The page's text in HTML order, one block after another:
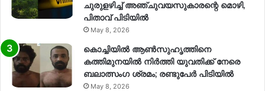
ചുരുളഴിച്ച് അഞ്ചുവയസുകാരന്റെ മൊഴി,
പിതാവ് പിടിയിൽ
May 8, 2026
കൊച്ചിയിൽ ആൺസുഹൃത്തിനെ
കത്തിമുനയിൽ നിർത്തി യുവതിക്ക് നേരെ
ബലാത്സംഗ​ ശ്രമം; രണ്ടുപേർ പിടിയിൽ
May 8, 2026